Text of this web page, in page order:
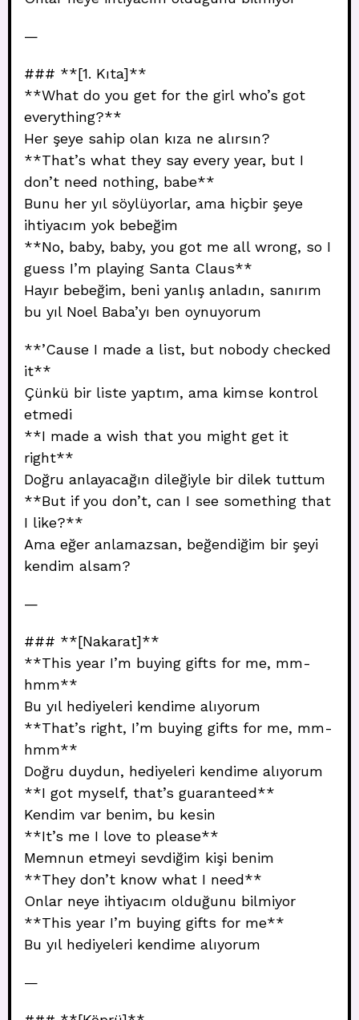
—
### **[1. Kıta]**
**What do you get for the girl who’s got
everything?**
Her şeye sahip olan kıza ne alırsın?
**That’s what they say every year, but I
don’t need nothing, babe**
Bunu her yıl söylüyorlar, ama hiçbir şeye
ihtiyacım yok bebeğim
**No, baby, baby, you got me all wrong, so I
guess I’m playing Santa Claus**
Hayır bebeğim, beni yanlış anladın, sanırım
bu yıl Noel Baba’yı ben oynuyorum
**’Cause I made a list, but nobody checked
it**
Çünkü bir liste yaptım, ama kimse kontrol
etmedi
**I made a wish that you might get it
right**
Doğru anlayacağın dileğiyle bir dilek tuttum
**But if you don’t, can I see something that
I like?**
Ama eğer anlamazsan, beğendiğim bir şeyi
kendim alsam?
—
### **[Nakarat]**
**This year I’m buying gifts for me, mm-
hmm**
Bu yıl hediyeleri kendime alıyorum
**That’s right, I’m buying gifts for me, mm-
hmm**
Doğru duydun, hediyeleri kendime alıyorum
**I got myself, that’s guaranteed**
Kendim var benim, bu kesin
**It’s me I love to please**
Memnun etmeyi sevdiğim kişi benim
**They don’t know what I need**
Onlar neye ihtiyacım olduğunu bilmiyor
**This year I’m buying gifts for me**
Bu yıl hediyeleri kendime alıyorum
—